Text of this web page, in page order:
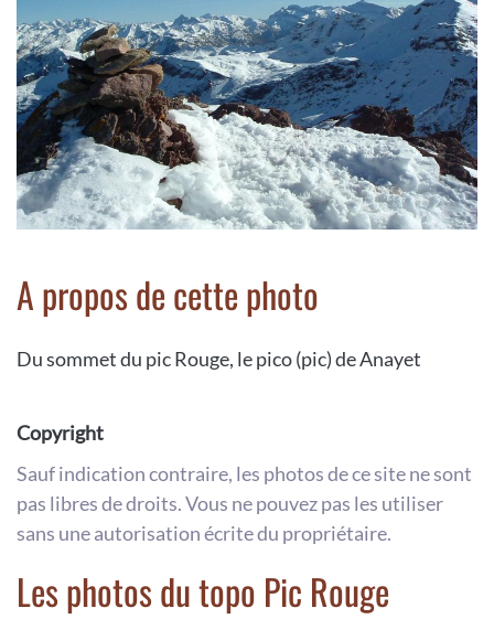
A propos de cette photo
Du sommet du pic Rouge, le pico (pic) de Anayet
Copyright
Sauf indication contraire, les photos de ce site ne sont
pas libres de droits. Vous ne pouvez pas les utiliser
sans une autorisation écrite du propriétaire.
Les photos du topo Pic Rouge